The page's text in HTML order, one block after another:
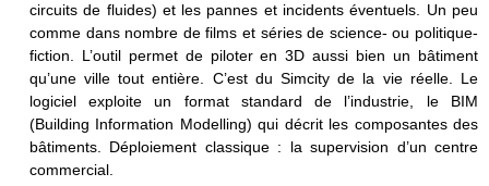
circuits de fluides) et les pannes et incidents éventuels. Un peu
comme dans nombre de films et séries de science- ou politique-
fiction. L’outil permet de piloter en 3D aussi bien un bâtiment
qu’une ville tout entière. C’est du Simcity de la vie réelle. Le
logiciel exploite un format standard de l’industrie, le BIM
(Building Information Modelling) qui décrit les composantes des
bâtiments. Déploiement classique : la supervision d’un centre
commercial.